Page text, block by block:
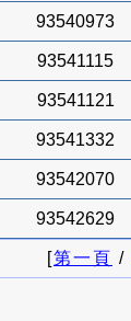
93540973
93541115
93541121
93541332
93542070
93542629
[第一頁 /